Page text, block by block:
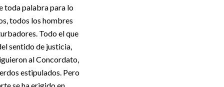
toda palabra para lo
todos los hombres
Todo el que
sentido de justicia,
al Concordato,
estipulados. Pero